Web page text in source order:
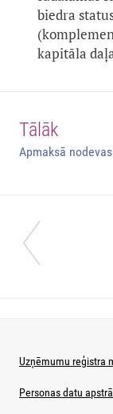
biedra
kapitāla
Tālāk
Apmaksā nodevas
Uzņēmumu reģistra
Personas datu